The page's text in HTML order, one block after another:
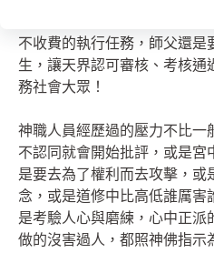
不收費的執行任務，師父還是
生，讓天界認可審核、考核通
務社會大眾！
神職人員經歷過的壓力不比一
不認同就會開始批評，或是宮
是要去為了權利而去攻擊，或
念，或是道修中比高低誰厲害
是考驗人心與磨練，心中正派
做的沒害過人，都照神佛指示